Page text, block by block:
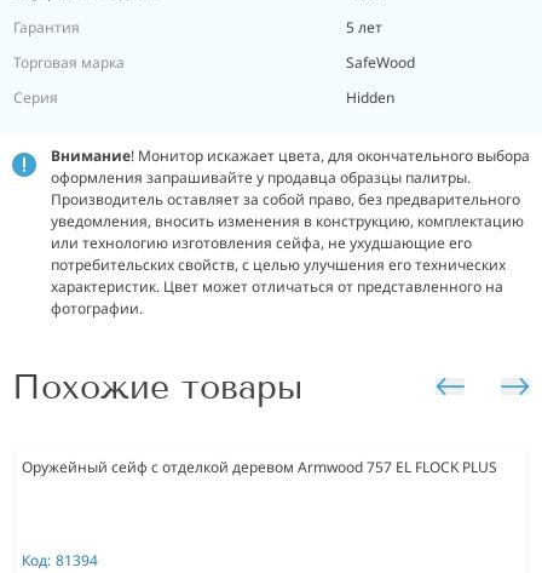
Гарантия
5 лет
Торговая марка
SafeWood
Серия
Hidden
Внимание! Монитор искажает цвета, для окончательного выбора
оформления запрашивайте у продавца образцы палитры.
Производитель оставляет за собой право, без предварительного
уведомления, вносить изменения в конструкцию, комплектацию
или технологию изготовления сейфа, не ухудшающие его
потребительских свойств, с целью улучшения его технических
характеристик. Цвет может отличаться от представленного на
фотографии.
Похожие товары
Оружейный сейф с отделкой деревом Armwood 757 EL FLOCK PLUS
Код: 81394